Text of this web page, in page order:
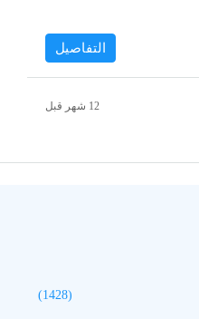
التفاصيل
(1428)